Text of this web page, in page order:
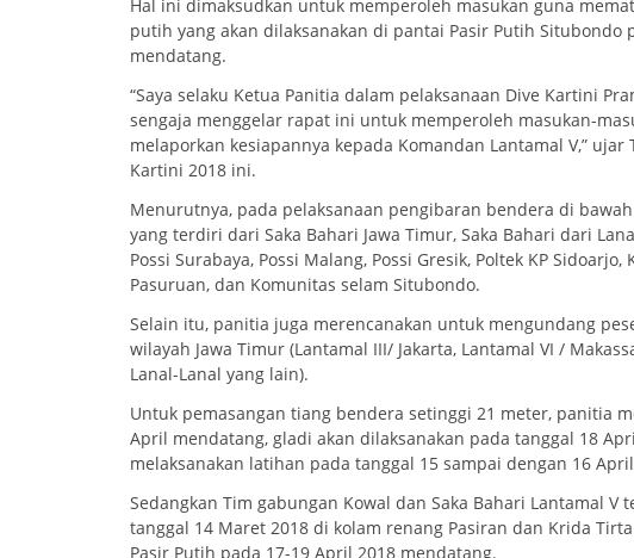
Hal ini dimaksudkan untuk memperoleh masukan guna
putih yang akan dilaksanakan di pantai Pasir Putih
mendatang.
“Saya selaku Ketua Panitia dalam pelaksanaan Dive Kartini
sengaja menggelar rapat ini untuk memperoleh masukan-
melaporkan kesiapannya kepada Komandan Lantamal V,”
Kartini 2018 ini.
Menurutnya, pada pelaksanaan pengibaran bendera di
yang terdiri dari Saka Bahari Jawa Timur, Saka Bahari dari
Possi Surabaya, Possi Malang, Possi Gresik, Poltek KP
Pasuruan, dan Komunitas selam Situbondo.
Selain itu, panitia juga merencanakan untuk mengundang
wilayah Jawa Timur (Lantamal III/ Jakarta, Lantamal VI /
Lanal-Lanal yang lain).
Untuk pemasangan tiang bendera setinggi 21 meter, panitia
April mendatang, gladi akan dilaksanakan pada tanggal 18
melaksanakan latihan pada tanggal 15 sampai dengan 16
Sedangkan Tim gabungan Kowal dan Saka Bahari Lantamal
tanggal 14 Maret 2018 di kolam renang Pasiran dan Krida
Pasir Putih pada 17-19 April 2018 mendatang.